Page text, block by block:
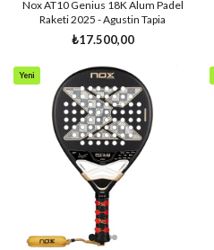
Nox AT10 Genius 18K Alum Padel
Raketi 2025 - Agustin Tapia
₺17.500,00
Yeni